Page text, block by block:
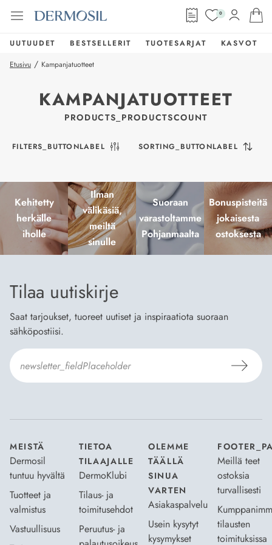
0
UUTUUDET BESTSELLERIT TUOTESARJAT
KASVOT
Etusivu / Kampanjatuotteet
KAMPANJATUOTTEET
PRODUCTS_PRODUCTSCOUNT
FILTERS_BUTTONLABEL SORTING_BUTTONLABEL
Kehitetty
herkälle
iholle
Ilman
välikäsiä,
meiltä
sinulle
Suoraan
varastoltamme
Pohjanmaalta
Bonuspisteitä
jokaisesta
ostoksesta
Tilaa uutiskirje
Saat tarjoukset, tuoreet uutiset ja inspiraatiota suoraan
sähköpostiisi.
MEISTÄ
Dermosil
tuntuu hyvältä
Tuotteet ja
valmistus
Vastuullisuus
TIETOA
TILAAJALLE
DermoKlubi
Tilaus- ja
toimitusehdot
Peruutus- ja
OLEMME
TÄÄLLÄ
SINUA
VARTEN
Asiakaspalvelu
Usein kysytyt
kysymykset
Meillä teet
ostoksia
turvallisesti
tilausten
toimituksissa